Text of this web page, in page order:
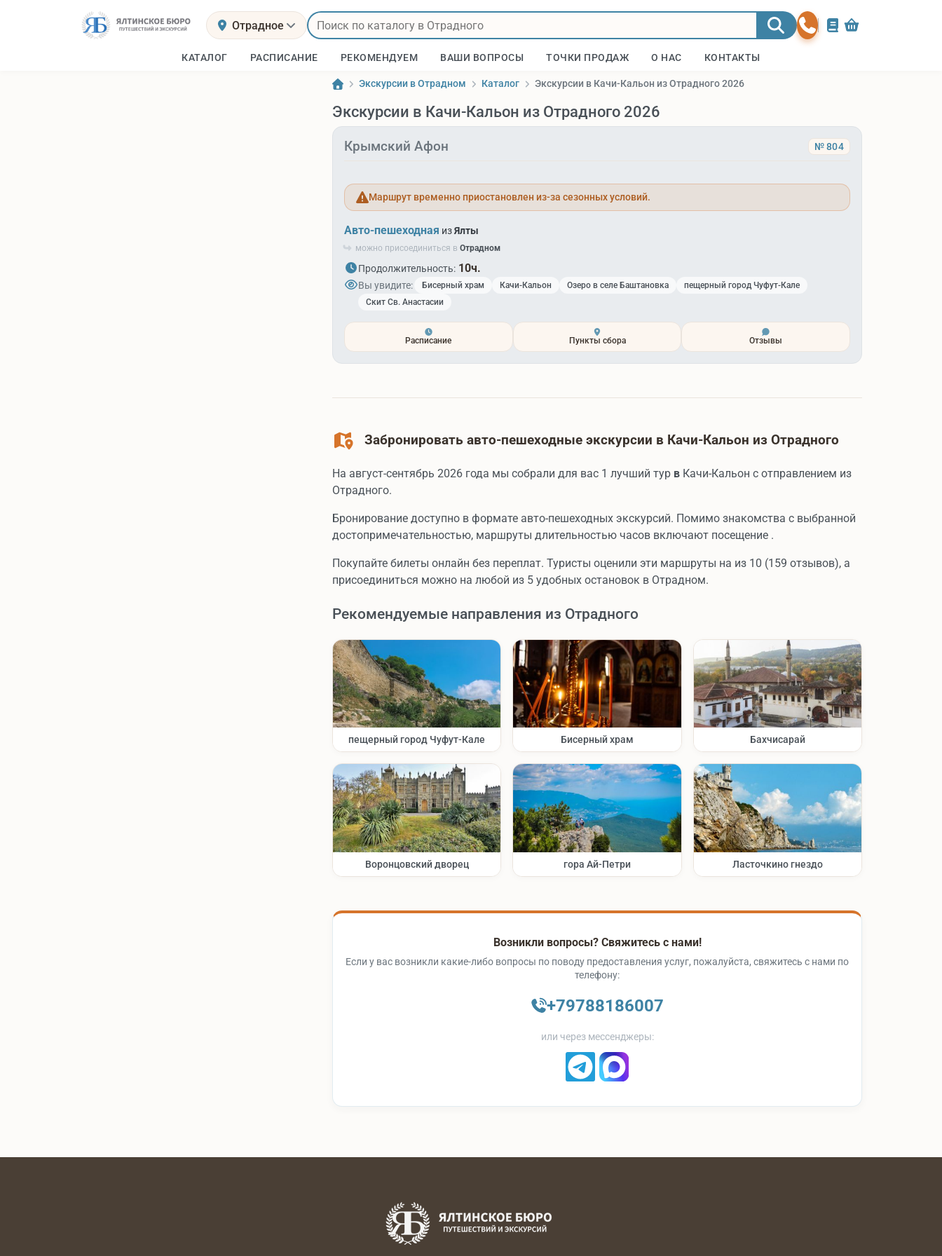
Отрадное
КАТАЛОГ РАСПИСАНИЕ РЕКОМЕНДУЕМ ВАШИ ВОПРОСЫ ТОЧКИ ПРОДАЖ О НАС КОНТАКТЫ
Экскурсии в Отрадном Каталог Экскурсии в Качи-Кальон из Отрадного 2026
Экскурсии в Качи-Кальон из Отрадного 2026
Крымский Афон № 804
Маршрут временно приостановлен из-за сезонных условий.
Авто-пешеходная изЯлты
можно присоединиться в Отрадном
Продолжительность: 10ч.
Вы увидите: Бисерный храм Качи-Кальон Озеро в селе Баштановка
пещерный город Чуфут-Кале
Скит Св. Анастасии
Расписание Пункты сбора Отзывы
Забронировать авто-пешеходные экскурсии в Качи-Кальон из Отрадного
На август-сентябрь 2026 года мы собрали для вас 1 лучший тур в Качи-Кальон с отправлением из
Отрадного.
Бронирование доступно в формате авто-пешеходных экскурсий. Помимо знакомства с выбранной
достопримечательностью, маршруты длительностью часов включают посещение .
Покупайте билеты онлайн без переплат. Туристы оценили эти маршруты на из 10 (159 отзывов), а
присоединиться можно на любой из 5 удобных остановок в Отрадном.
Рекомендуемые направления из Отрадного
пещерный город Чуфут-Кале Бисерный храм Бахчисарай
Воронцовский дворец гора Ай-Петри Ласточкино гнездо
Возникли вопросы? Свяжитесь с нами!
Если у вас возникли какие-либо вопросы по поводу предоставления услуг, пожалуйста, свяжитесь с нами по
телефону:
+79788186007
или через мессенджеры: